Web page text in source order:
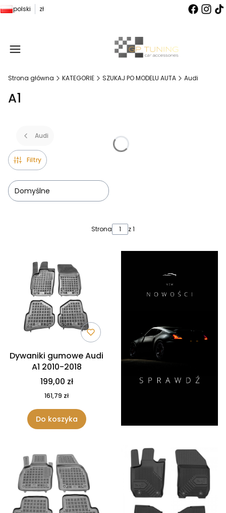
polski zł
Strona główna KATEGORIE SZUKAJ PO MODELU AUTA Audi
A1
Audi
Filtry
Domyślne
Strona z 1
Dywaniki gumowe Audi
A1 2010-2018
199,00 zł
161,79 zł
Do koszyka